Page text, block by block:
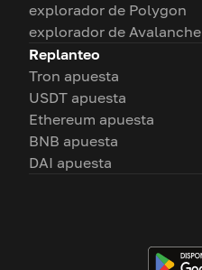
explorador de Polygon
explorador de Avalanche
Replanteo
Tron apuesta
USDT apuesta
Ethereum apuesta
BNB apuesta
DAI apuesta